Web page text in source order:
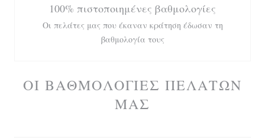
ΟΙ ΒΑΘΜΟΛΟΓΊΕΣ ΠΕΛΑΤΏΝ
ΜΑΣ
100% πιστοποιημένες βαθμολογίες
Οι πελάτες μας που έκαναν κράτηση έδωσαν τη
βαθμολογία τους